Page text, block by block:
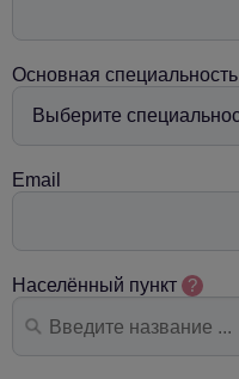
Основная специальность
Email
Населённый пункт ?